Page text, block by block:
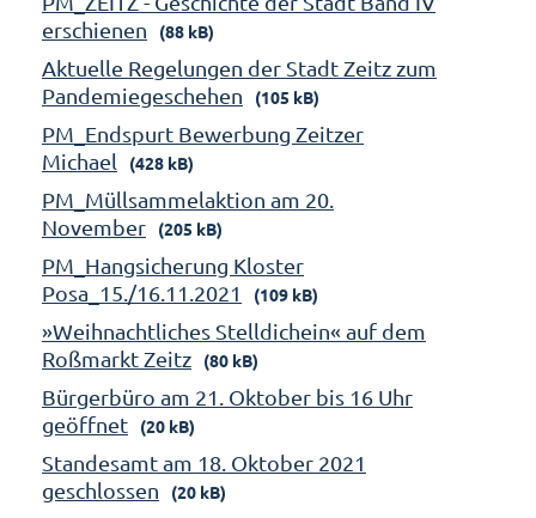
erschienen
(88 kB)
Aktuelle Regelungen der Stadt Zeitz zum
Pandemiegeschehen
(105 kB)
PM_Endspurt Bewerbung Zeitzer
Michael
(428 kB)
PM_Müllsammelaktion am 20.
November
(205 kB)
PM_Hangsicherung Kloster
Posa_15./16.11.2021
(109 kB)
»Weihnachtliches Stelldichein« auf dem
Roßmarkt Zeitz
(80 kB)
Bürgerbüro am 21. Oktober bis 16 Uhr
geöffnet
(20 kB)
Standesamt am 18. Oktober 2021
geschlossen
(20 kB)